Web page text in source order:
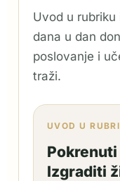
Uvod u
dana u dan
poslovanje i
traži.
UVOD U
Izgraditi